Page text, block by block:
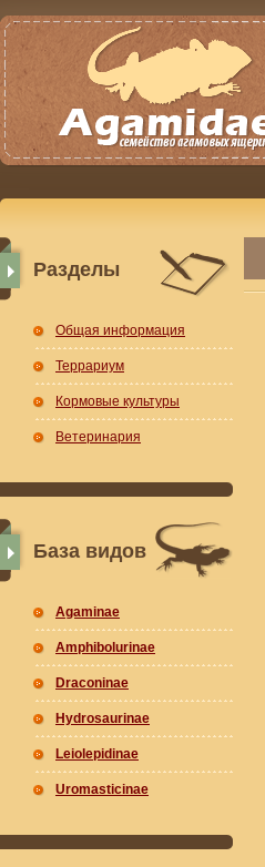
Разделы
Общая информация
Террариум
Кормовые культуры
Ветеринария
База видов
Agaminae
Amphibolurinae
Draconinae
Hydrosaurinae
Leiolepidinae
Uromasticinae